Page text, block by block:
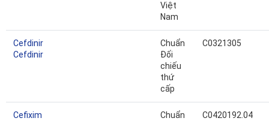
Việt
Nam
Cefdinir
Cefdinir
Chuẩn
Đối
chiếu
thứ
cấp
C0321305
Cefixim
Chuẩn
C0420192.04